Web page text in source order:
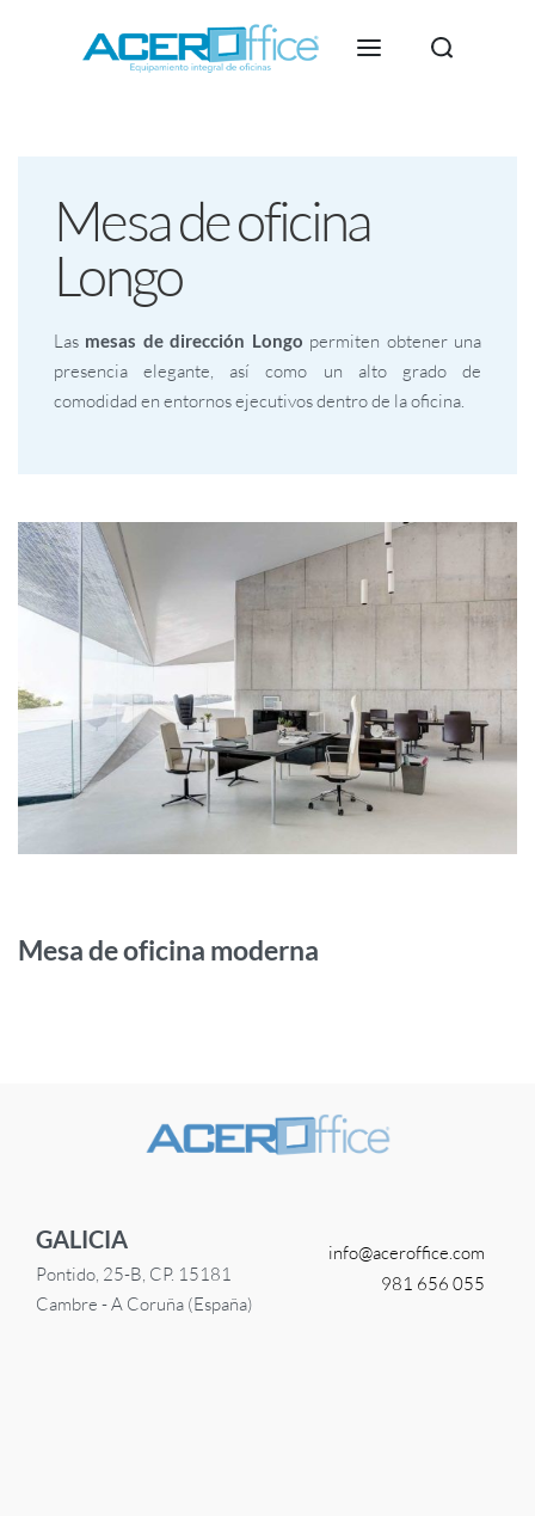
Mesa de oficina
Longo
Las mesas de dirección Longo permiten obtener una
presencia elegante, así como un alto grado de
comodidad en entornos ejecutivos dentro de la oficina.
Mesa de oficina moderna
GALICIA
Pontido, 25-B, CP. 15181
Cambre - A Coruña (España)
info@aceroffice.com
981 656 055